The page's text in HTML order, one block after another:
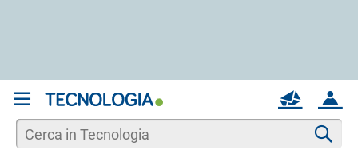
ACCOUNT
MAIL